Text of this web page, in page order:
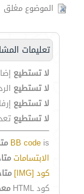
الموضوع مغلق
تعليمات
لا تستطيع
لا تستطيع
لا تستطيع
لا تستطيع
BB code is
الابتسامات
كود [IMG]
كود HTML